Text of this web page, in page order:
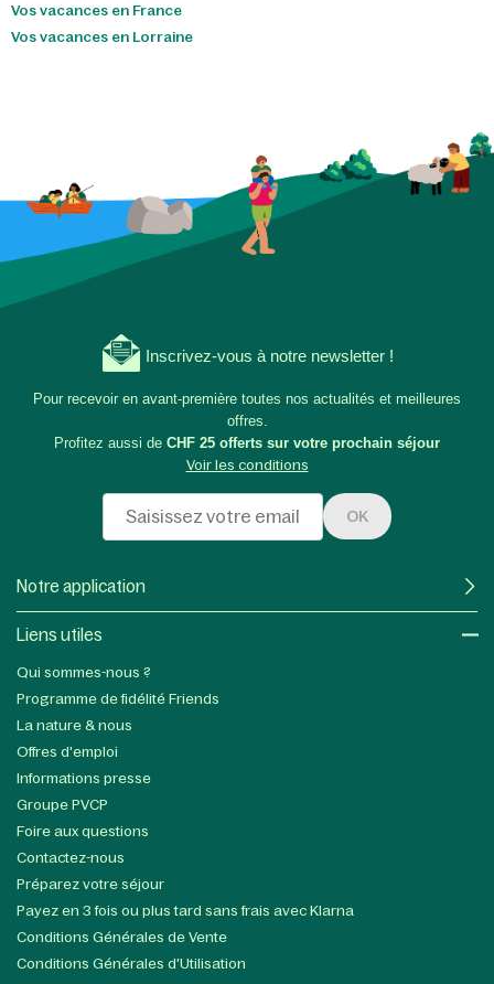
Vos vacances en France
Vos vacances en Lorraine
Inscrivez-vous à notre newsletter !
Pour recevoir en avant-première toutes nos actualités et meilleures
offres.
Profitez aussi de CHF 25 offerts sur votre prochain séjour
Voir les conditions
OK
Notre application
Liens utiles​
Qui sommes-nous ?
Programme de fidélité Friends
La nature & nous
Offres d'emploi
Informations presse
Groupe PVCP
Foire aux questions
Contactez-nous
Préparez votre séjour
Payez en 3 fois ou plus tard sans frais avec Klarna
Conditions Générales de Vente
Conditions Générales d'Utilisation